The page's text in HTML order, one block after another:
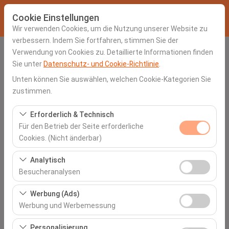
Cookie Einstellungen
Wir verwenden Cookies, um die Nutzung unserer Website zu
verbessern. Indem Sie fortfahren, stimmen Sie der
Verwendung von Cookies zu. Detaillierte Informationen finden
Sie unter Datenschutz- und Cookie-Richtlinie
Unten können Sie auswählen, welchen Cookie-Kategorien Sie
zustimmen.
Erforderlich & Technisch
Für den Betrieb der Seite erforderliche
Cookies. (Nicht änderbar)
Diese Cookies sind für das ordnungsgemäße
Funktionieren der Website, die Sicherheit, die
Sitzungsverwaltung und grundlegende Funktionen
erforderlich. Sie können nicht deaktiviert werden.
Analytisch
Besucheranalysen
Diese Cookies ermöglichen es uns, zu analysieren, wie
unsere Website genutzt wird (Besucherzahl,
meistbesuchte Seiten, Nutzerverhalten). Diese Daten
werden verwendet, um die Leistung der Website zu
Werbung (Ads)
Werbung und Werbemessung
Diese Cookies ermöglichen es uns, Ihnen auf Ihre
Abholstation
Mersin Çukurova Uluslararası Havalimanı (COV)
Eine andere Rückgabestation auswählen
Abholdatum & Zeit
06:00
Rückgabedatum & Zeit